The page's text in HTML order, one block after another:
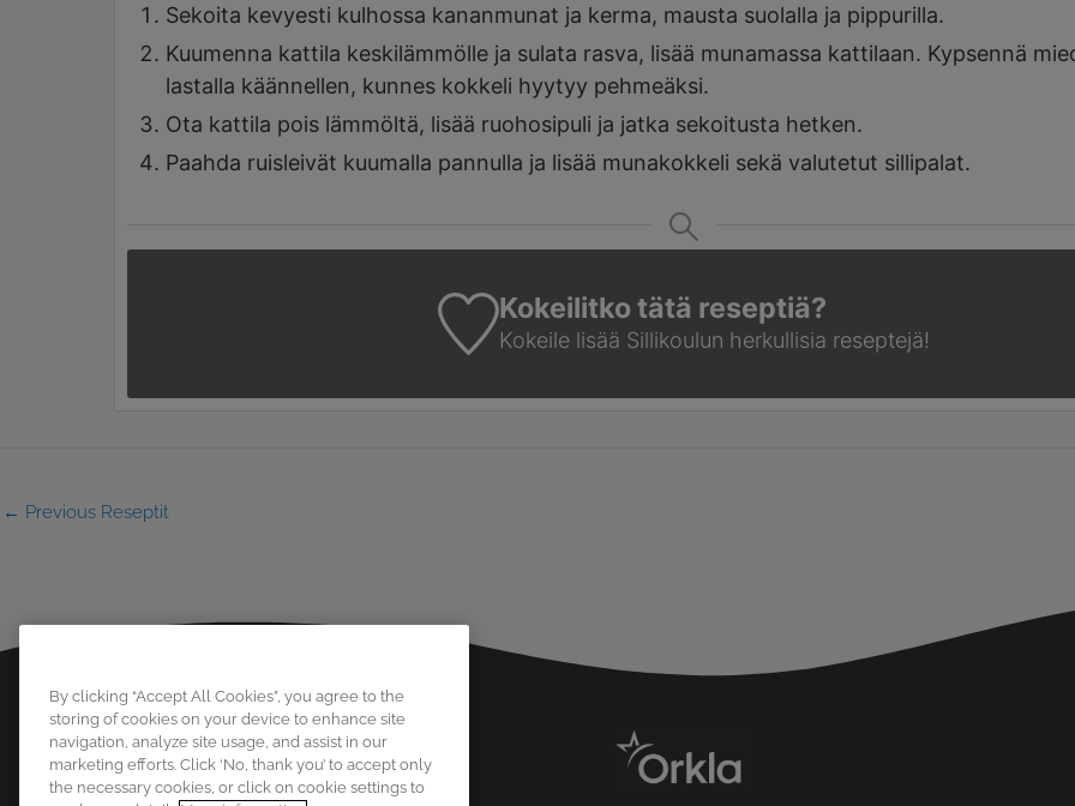
Sekoita kevyesti kulhossa kananmunat ja kerma, mausta suolalla ja pippurilla.
Kuumenna kattila keskilämmölle ja sulata rasva, lisää munamassa kattilaan. Kypsennä
lastalla käännellen, kunnes kokkeli hyytyy pehmeäksi.
Ota kattila pois lämmöltä, lisää ruohosipuli ja jatka sekoitusta hetken.
Paahda ruisleivät kuumalla pannulla ja lisää munakokkeli sekä valutetut sillipalat.
Kokeilitko tätä reseptiä?
Kokeile lisää Sillikoulun herkullisia reseptejä!
← Previous Reseptit
By clicking “Accept All Cookies”, you agree to the
storing of cookies on your device to enhance site
navigation, analyze site usage, and assist in our
marketing efforts. Click ‘No, thank you’ to accept only
the necessary cookies, or click on cookie settings to